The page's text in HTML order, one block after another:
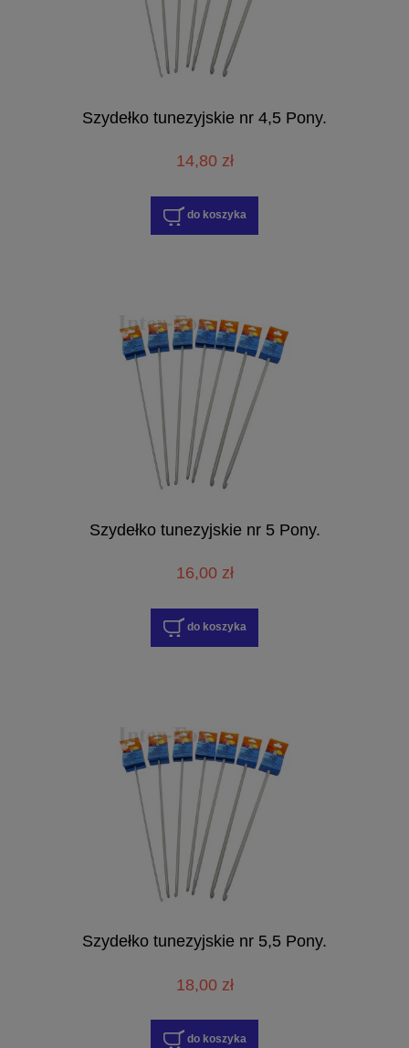
Szydełko tunezyjskie nr 4,5 Pony.
14,80 zł
do koszyka
Szydełko tunezyjskie nr 5 Pony.
16,00 zł
do koszyka
Szydełko tunezyjskie nr 5,5 Pony.
18,00 zł
do koszyka